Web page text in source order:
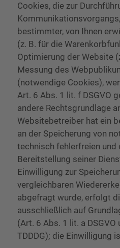
Cookies, die zur
bestimmter, von Ihnen
(z. B. für die
Optimierung der Website
Messung des
(notwendige Cookies),
Art. 6 Abs. 1 lit. f DSGVO
andere Rechtsgrundlage
Websitebetreiber hat ein
an der Speicherung von
technisch fehlerfreien und
Bereitstellung seiner
Einwilligung zur
vergleichbaren
abgefragt wurde, erfolgt
ausschließlich auf
(Art. 6 Abs. 1 lit. a DSGVO
TDDDG); die Einwilligung